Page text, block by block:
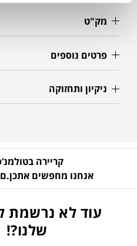
מק"ט
פרטים נוספים
ניקיון ותחזוקה
קריירה
אנחנו מחפשים
עוד לא נרשמת
שלנו?!